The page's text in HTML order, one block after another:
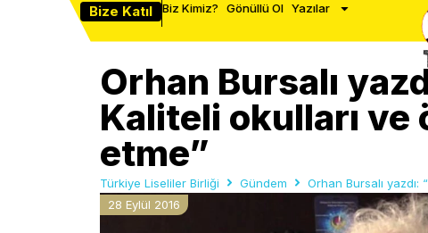
Bize Katıl Biz Kimiz? Gönüllü Ol Yazılar
Orhan Bursalı
Kaliteli okulları
etme”
Türkiye Liseliler Birliği Gündem
Orhan Bursalı
28 Eylül 2016